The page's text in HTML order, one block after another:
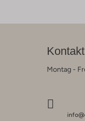
Kontakt
Montag -